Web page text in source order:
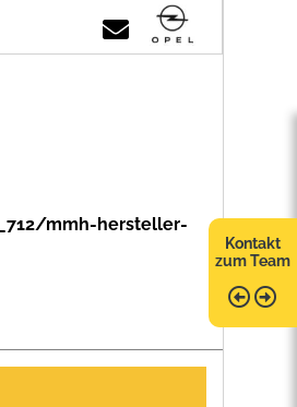
Kontakt
zum Team
mmh-hersteller-